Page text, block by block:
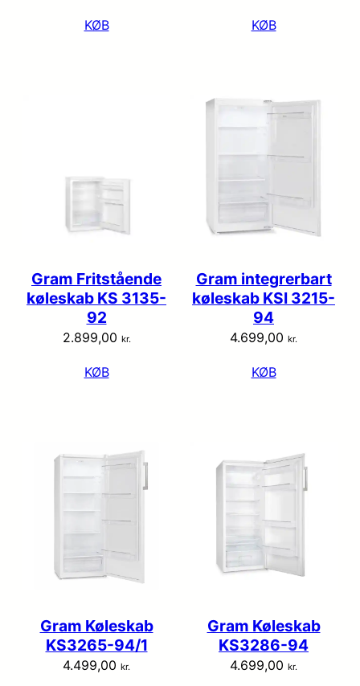
KØB KØB
Gram Fritstående
køleskab KS 3135-
92
2.899,00 kr.
KØB
Gram integrerbart
køleskab KSI 3215-
94
4.699,00 kr.
KØB
Gram Køleskab
KS3265-94/1
4.499,00 kr.
Gram Køleskab
KS3286-94
4.699,00 kr.